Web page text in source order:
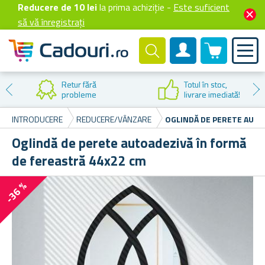
Reducere de 10 leila prima achiziție - Este suficient
să vă înregistrați
Cont client
0 produselor
Reducere la
prima
INTRODUCERE REDUCERE/VÂNZARE OGLINDĂ DE PERETE
Oglindă de perete autoadezivă în formă
de fereastră 44x22 cm
-36 %